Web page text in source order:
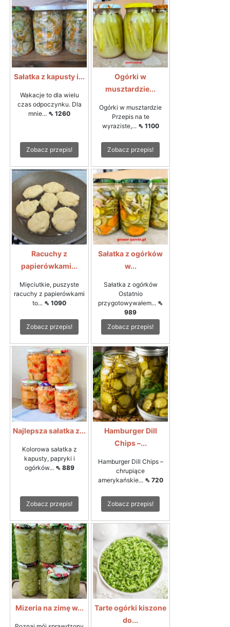
Sałatka z kapusty i...
Wakacje to dla wielu
czas odpoczynku. Dla
mnie... ⇖ 1260
Zobacz przepis!
Ogórki w
musztardzie...
Ogórki w musztardzie
Przepis na te
wyraziste,... ⇖ 1100
Zobacz przepis!
Racuchy z
papierówkami...
Mięciutkie, puszyste
racuchy z papierówkami
to... ⇖ 1090
Zobacz przepis!
Sałatka z ogórków
w...
Sałatka z ogórków
Ostatnio
przygotowywałem... ⇖
989
Zobacz przepis!
Najlepsza sałatka z...
Kolorowa sałatka z
kapusty, papryki i
ogórków... ⇖ 889
Zobacz przepis!
Hamburger Dill
Chips –...
Hamburger Dill Chips –
chrupiące
amerykańskie... ⇖ 720
Zobacz przepis!
Mizeria na zimę w...
Tarte ogórki kiszone
do...